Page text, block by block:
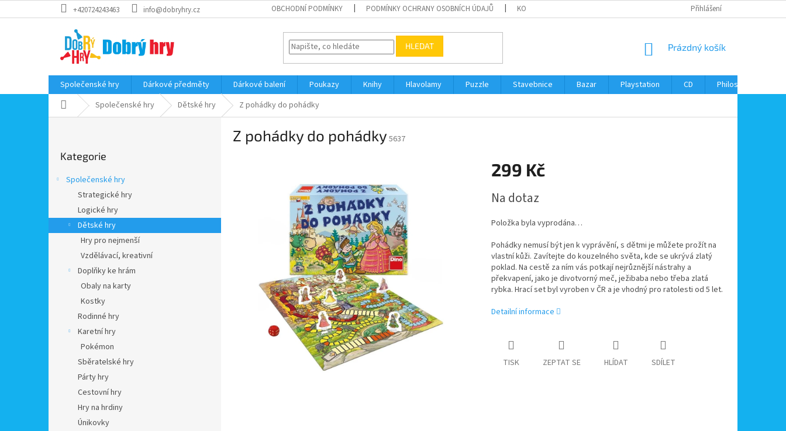
na
+420724243463 info@dobryhry.cz OBCHODNÍ PODMÍNKY PODMÍNKY OCHRANY OSOBNÍCH ÚDAJŮ KONTAKTY Přihlášení
HLEDAT
NÁKUPNÍ
Prázdný košík
Společenské hry Dárkové předměty Dárkové balení Poukazy Knihy Hlavolamy Puzzle Stavebnice Bazar Playstation CD Philos
Domů Společenské hry Dětské hry Z pohádky do pohádky
kategorie
Kategorie
Společenské hry
Strategické hry
Logické hry
Dětské hry
Hry pro nejmenší
Vzdělávací, kreativní
Doplňky ke hrám
Obaly na karty
Kostky
Rodinné hry
Karetní hry
Pokémon
Sběratelské hry
Párty hry
Cestovní hry
Hry na hrdiny
Únikovky
Z pohádky do pohádky 5637
299 Kč
cena:
Na dotaz
Položka byla vyprodána…
Pohádky nemusí být jen k vyprávění, s dětmi je můžete prožít na
vlastní kůži. Zavítejte do kouzelného světa, kde se ukrývá zlatý
poklad. Na cestě za ním vás potkají nejrůznější nástrahy a
překvapení, jako je divotvorný meč, ježibaba nebo třeba zlatá
rybka. Hrací set byl vyroben v ČR a je vhodný pro ratolesti od 5 let.
Detailní informace
TISK ZEPTAT SE HLÍDAT SDÍLET